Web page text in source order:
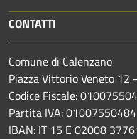
CONTATTI
Comune di Calenzano
Piazza Vittorio Veneto 12
Codice Fiscale:
Partita IVA: 01007550484
IBAN: IT 15 E 02008